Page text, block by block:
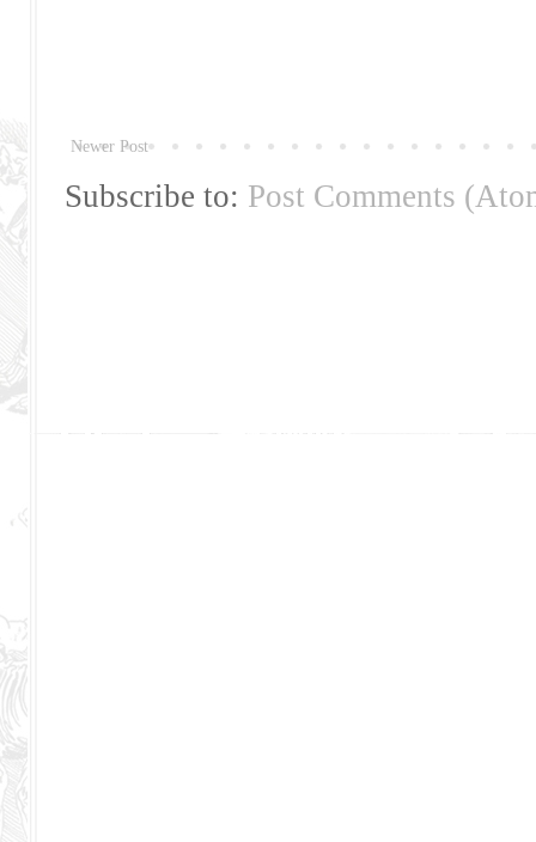
Newer Post
Subscribe to: Post Comments